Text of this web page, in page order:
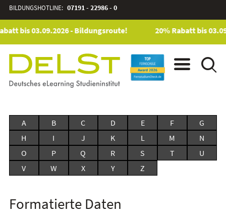
BILDUNGSHOTLINE: 07191 - 22986 - 0
bis 03.09.2026 - Bildungsroute! 20% Rabatt bis
A B C D E F
G
H
I J K L M
N
O
P Q R S T
U
V
W X Y Z
Formatierte Daten